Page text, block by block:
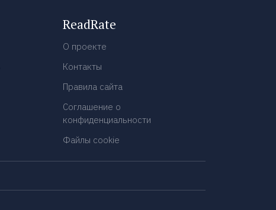
ReadRate
О проекте
Контакты
Правила сайта
Соглашение о
конфиденциальности
Файлы cookie